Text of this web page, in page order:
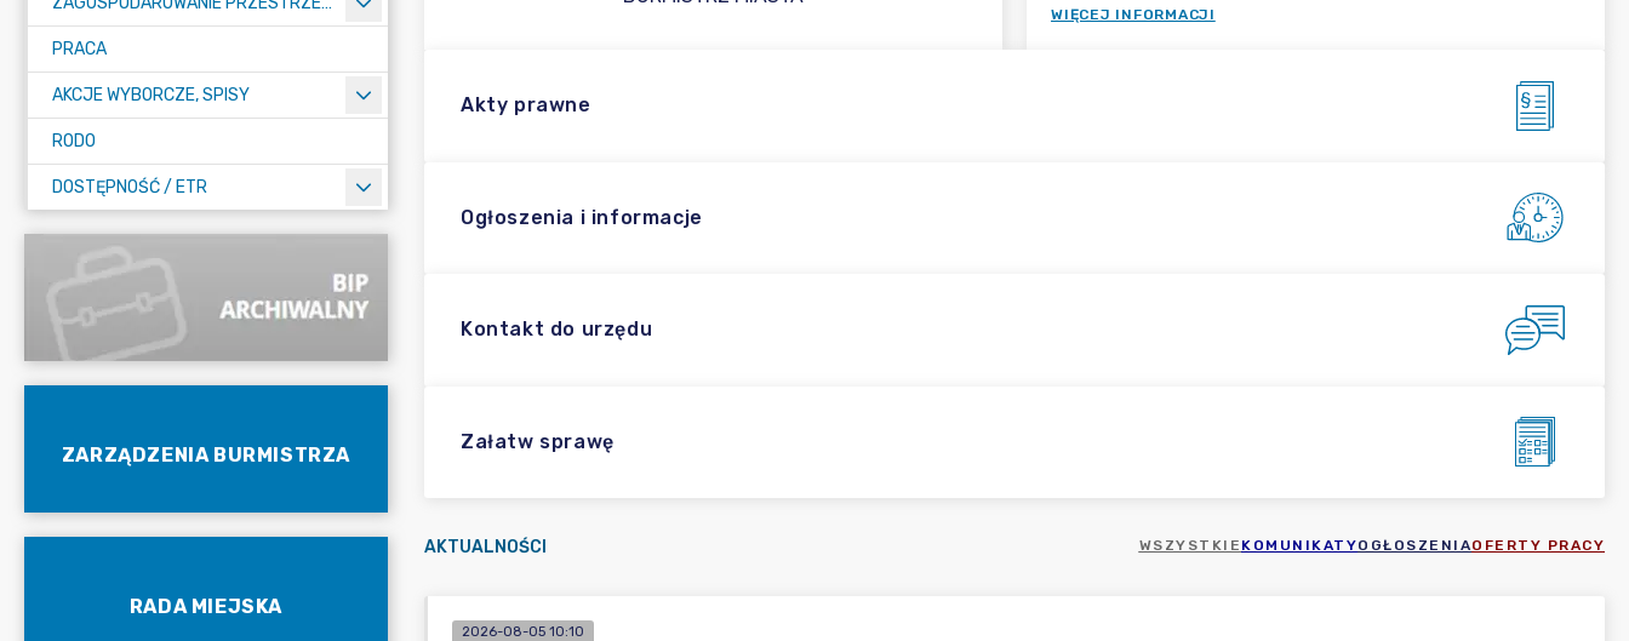
PRACA
AKCJE WYBORCZE, SPISY
RODO
DOSTĘPNOŚĆ / ETR
ZARZĄDZENIA BURMISTRZA
RADA MIEJSKA
WIĘCEJ INFORMACJI
Akty prawne
Ogłoszenia i informacje
Kontakt do urzędu
Załatw sprawę
AKTUALNOŚCI WSZYSTKIE KOMUNIKATYOGŁOSZENIAOFERTY PRACY
2026-08-05 10:10